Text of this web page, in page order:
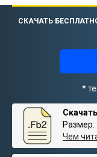
СКАЧАТЬ
*
Размер:
Чем